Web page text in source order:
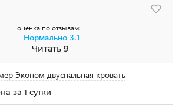
оценка по отзывам:
Нормально 3.1
Читать 9
Эконом двуспальная кровать
за 1 сутки